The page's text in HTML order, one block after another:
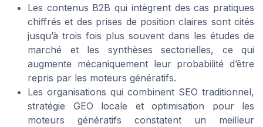
Les contenus B2B qui intègrent des cas pratiques
chiffrés et des prises de position claires sont cités
jusqu’à trois fois plus souvent dans les études de
marché et les synthèses sectorielles, ce qui
augmente mécaniquement leur probabilité d’être
repris par les moteurs génératifs.
Les organisations qui combinent SEO traditionnel,
stratégie GEO locale et optimisation pour les
moteurs génératifs constatent un meilleur